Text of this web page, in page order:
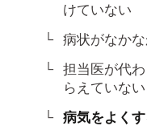
けていない
病状がなか
担当医が代
らえていない
病気をよく